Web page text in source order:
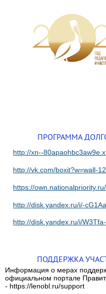
ПРОГРАММА
http://xn--
http://vk.com/boxit?w=wall-
https://
http://disk.yandex.ru/i/-
http://disk.yandex.ru/i/
ПОДДЕРЖКА
Информация о мерах
официальном портале
- https://lenobl.ru/support